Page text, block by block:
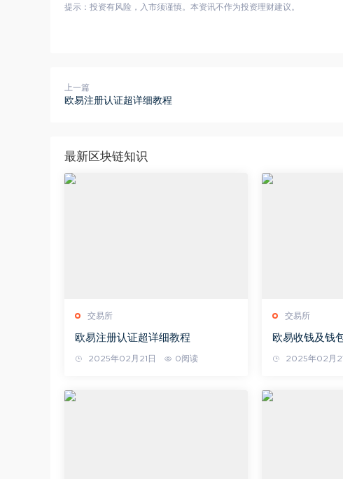
提示：投资有风险，入市须谨慎。本资讯不作为投资理财建议。
上一篇
欧易注册认证超详细教程
最新区块链知识
交易所
欧易注册认证超详细教程
2025年02月21日 0阅读
交易所
欧易收钱及钱
2025年02月